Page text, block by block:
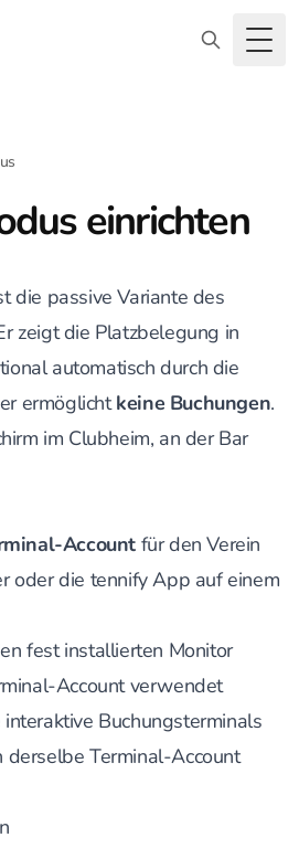
einrichten
die passive Variante des
zeigt die Platzbelegung in
automatisch durch die
ermöglichtkeine Buchungen.
im Clubheim, an der Bar
Account für den Verein
oder die tennify App auf einem
fest installierten Monitor
Account verwendet
Buchungsterminals
derselbe Terminal-Account